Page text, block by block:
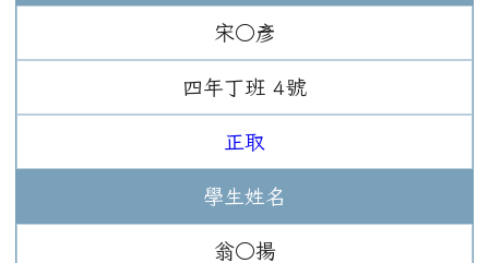
宋○彥
四年丁班 4號
正取
學生姓名
翁○揚